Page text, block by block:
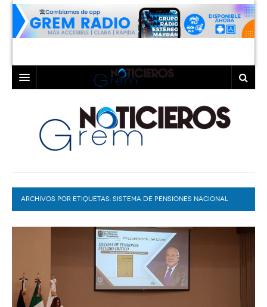
LAGUNA
TORREÓN
GÓMEZ PALACIO
LERDO
COAHUILA
DURANGO
DEPORTES
EXA INFORMA
GLOBO
CONTEXTOS
DIÁLOGOS CON LA HISTORIA
PC29
ACTUALIDADES GREM
ARCHIVOS POR ETIQUETAS: SISTEMA DE PENSIONES NACIONAL